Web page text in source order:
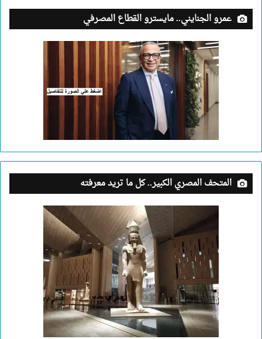
عمرو الجنايني.. مايسترو القطاع المصرفي
المتحف المصري الكبير.. كل ما تريد معرفته